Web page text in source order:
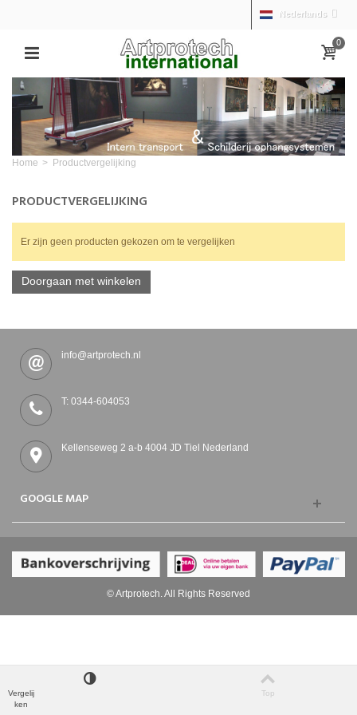
Nederlands
0
Home > Productvergelijking
PRODUCTVERGELIJKING
Er zijn geen producten gekozen om te vergelijken
Doorgaan met winkelen
info@artprotech.nl
T: 0344-604053
Kellenseweg 2 a-b 4004 JD Tiel Nederland
GOOGLE MAP
© Artprotech. All Rights Reserved
Vergelij
ken
Top